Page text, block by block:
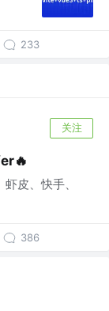
233
关注
皮、快手、
386